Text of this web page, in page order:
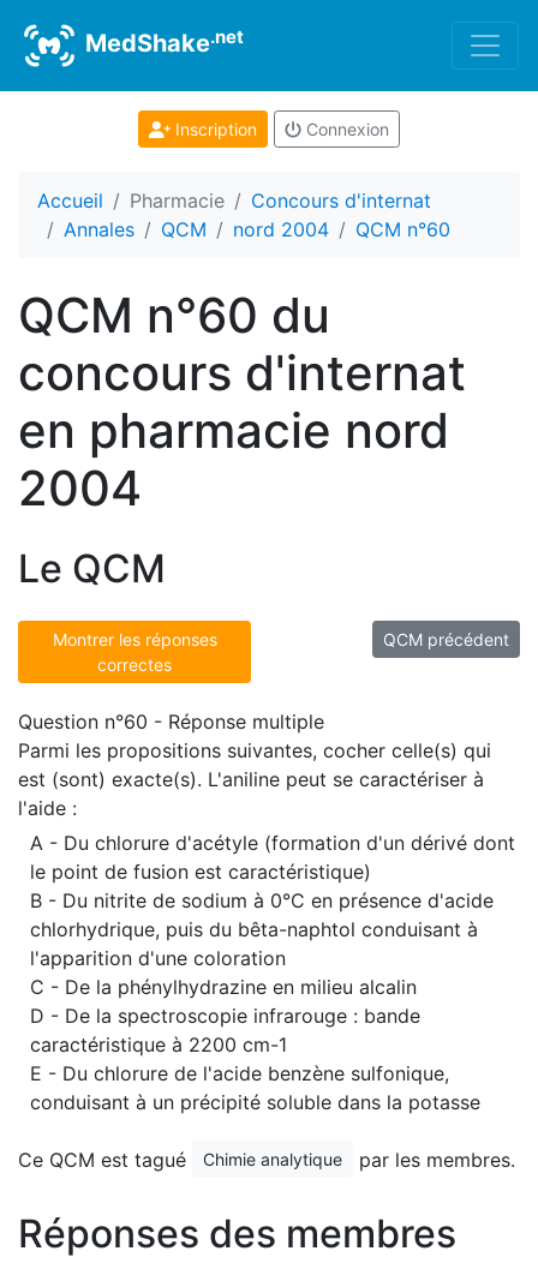
MedShake.net
Inscription Connexion
Accueil Pharmacie
Concours d'internat
Annales
QCM nord 2004 QCM n°60
QCM n°60 du
concours d'internat
en pharmacie nord
2004
Le QCM
Montrer les réponses
correctes
QCM précédent
Question n°60 - Réponse multiple
Parmi les propositions suivantes, cocher celle(s) qui
est (sont) exacte(s). L'aniline peut se caractériser à
l'aide :
A - Du chlorure d'acétyle (formation d'un dérivé dont
le point de fusion est caractéristique)
B - Du nitrite de sodium à 0°C en présence d'acide
chlorhydrique, puis du bêta-naphtol conduisant à
l'apparition d'une coloration
C - De la phénylhydrazine en milieu alcalin
D - De la spectroscopie infrarouge : bande
caractéristique à 2200 cm-1
E - Du chlorure de l'acide benzène sulfonique,
conduisant à un précipité soluble dans la potasse
Ce QCM est tagué Chimie analytique par les membres.
Réponses des membres